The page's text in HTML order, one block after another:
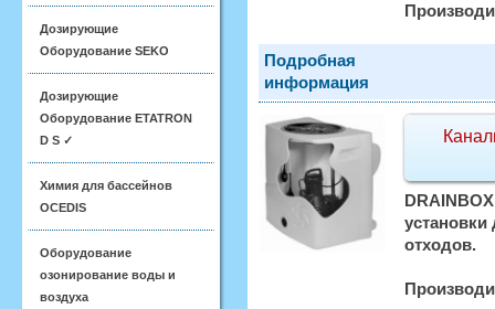
Дозирующие
Оборудование SEKO
Дозирующие
Оборудование ETATRON
D S ✓
Химия для бассейнов
OCEDIS
Оборудование
озонирование воды и
воздуха
Подробная
информация
отходов.